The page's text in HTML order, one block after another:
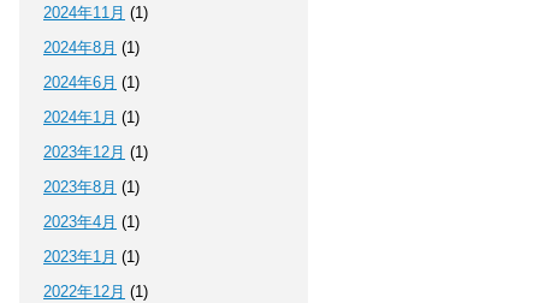
2024年11月 (1)
2024年8月 (1)
2024年6月 (1)
2024年1月 (1)
2023年12月 (1)
2023年8月 (1)
2023年4月 (1)
2023年1月 (1)
2022年12月 (1)